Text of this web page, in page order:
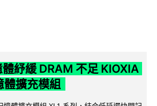
紓緩 DRAM 不足 KIOXIA
體擴充模組